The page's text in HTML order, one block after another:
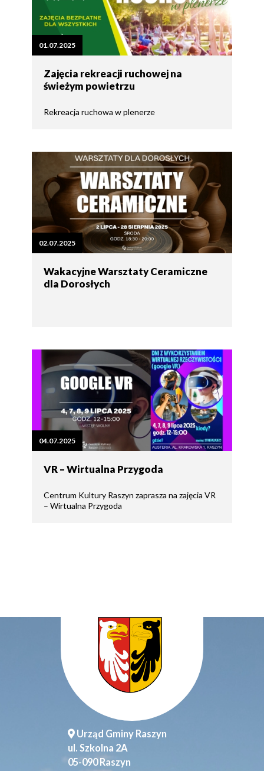
01.07.2025
Zajęcia rekreacji ruchowej na
świeżym powietrzu
Rekreacja ruchowa w plenerze
02.07.2025
Wakacyjne Warsztaty Ceramiczne
dla Dorosłych
04.07.2025
VR – Wirtualna Przygoda
Centrum Kultury Raszyn zaprasza na zajęcia VR
– Wirtualna Przygoda
Urząd Gminy Raszyn
ul. Szkolna 2A
05-090 Raszyn